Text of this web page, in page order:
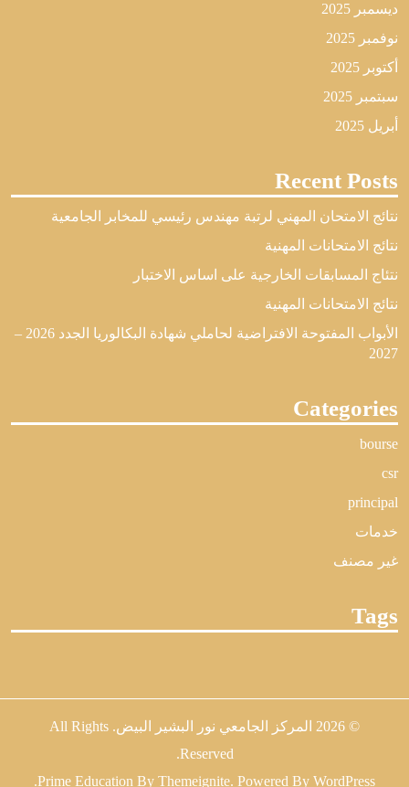
ديسمبر 2025
نوفمبر 2025
أكتوبر 2025
سبتمبر 2025
أبريل 2025
Recent Posts
نتائج الامتحان المهني لرتبة مهندس رئيسي للمخابر الجامعية
نتائج الامتحانات المهنية
نتئاج المسابقات الخارجية على اساس الاختبار
نتائج الامتحانات المهنية
الأبواب المفتوحة الافتراضية لحاملي شهادة البكالوريا الجدد 2026 –
2027
Categories
bourse
csr
principal
خدمات
غير مصنف
Tags
© 2026 المركز الجامعي نور البشير البيض . All Rights
Reserved.
Prime Education By Themeignite. Powered By WordPress
.